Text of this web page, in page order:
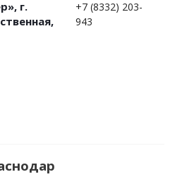
г.
+7 (8332) 203-
943